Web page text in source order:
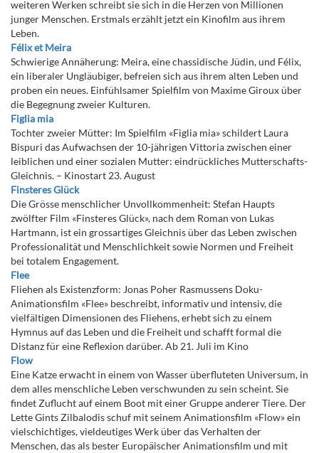
weiteren Werken schreibt sie sich in die Herzen von Millionen
junger Menschen. Erstmals erzählt jetzt ein Kinofilm aus ihrem
Leben.
Félix et Meira
Schwierige Annäherung: Meira, eine chassidische Jüdin, und Félix,
ein liberaler Ungläubiger, befreien sich aus ihrem alten Leben und
proben ein neues. Einfühlsamer Spielfilm von Maxime Giroux über
die Begegnung zweier Kulturen.
Figlia mia
Tochter zweier Mütter: Im Spielfilm «Figlia mia» schildert Laura
Bispuri das Aufwachsen der 10-jährigen Vittoria zwischen einer
leiblichen und einer sozialen Mutter: eindrückliches Mutterschafts-
Gleichnis. – Kinostart 23. August
Finsteres Glück
Die Grösse menschlicher Unvollkommenheit: Stefan Haupts
zwölfter Film «Finsteres Glück», nach dem Roman von Lukas
Hartmann, ist ein grossartiges Gleichnis über das Leben zwischen
Professionalität und Menschlichkeit sowie Normen und Freiheit
bei totalem Engagement.
Flee
Fliehen als Existenzform: Jonas Poher Rasmussens Doku-
Animationsfilm «Flee» beschreibt, informativ und intensiv, die
vielfältigen Dimensionen des Fliehens, erhebt sich zu einem
Hymnus auf das Leben und die Freiheit und schafft formal die
Distanz für eine Reflexion darüber. Ab 21. Juli im Kino
Flow
Eine Katze erwacht in einem von Wasser überfluteten Universum, in
dem alles menschliche Leben verschwunden zu sein scheint. Sie
findet Zuflucht auf einem Boot mit einer Gruppe anderer Tiere. Der
Lette Gints Zilbalodis schuf mit seinem Animationsfilm «Flow» ein
vielschichtiges, vieldeutiges Werk über das Verhalten der
Menschen, das als bester Europäischer Animationsfilm und mit